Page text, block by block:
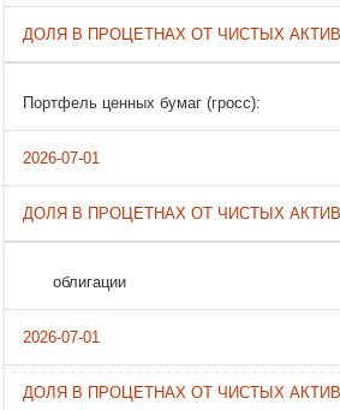
Портфель ценных бумаг (гросс):
облигации